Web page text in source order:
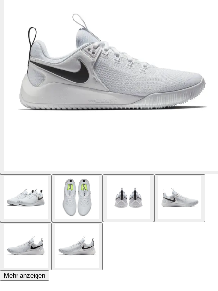
Mehr anzeigen